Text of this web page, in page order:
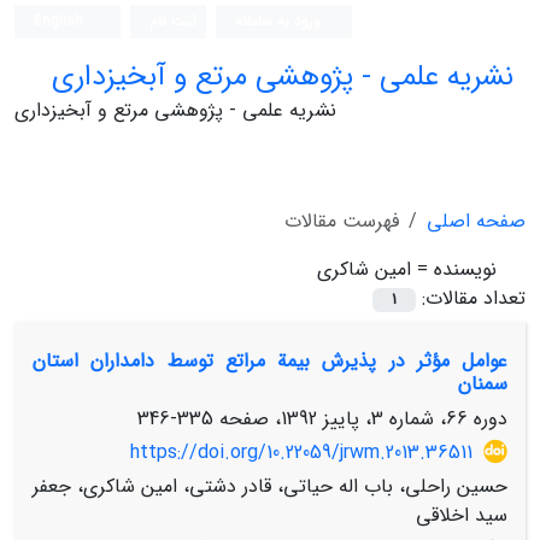
نشریه علمی - پژوهشی مرتع و آبخیزداری
نشریه علمی - پژوهشی مرتع و آبخیزداری
صفحه اصلی
فهرست مقالات
نویسنده = امین شاکری
تعداد مقالات:
1
عوامل مؤثر در پذیرش بیمة مراتع توسط دامداران استان
سمنان
دوره 66، شماره 3، پاییز 1392، صفحه
335-346
https://doi.org/10.22059/jrwm.2013.36511
حسین راحلی، باب اله حیاتی، قادر دشتی، امین شاکری، جعفر
سید اخلاقی